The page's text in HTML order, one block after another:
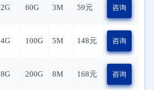
2G 60G 3M 59元 咨询
4G 100G 5M 148元 咨询
8G 200G 8M 168元 咨询